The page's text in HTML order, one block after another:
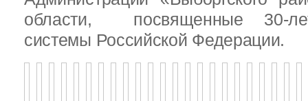
области, посвященные 30-
системы Российской Федерации.